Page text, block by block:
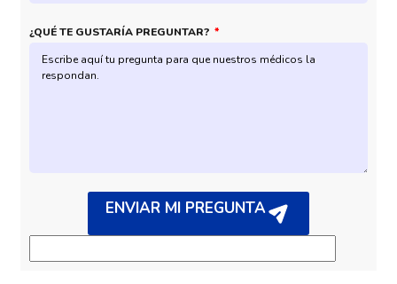
¿QUÉ TE GUSTARÍA PREGUNTAR?
ENVIAR MI PREGUNTA